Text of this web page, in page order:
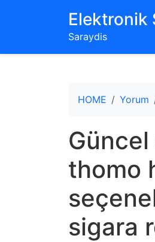
‌Elektronik
Saraydis
HOME Yorum
thomo
sigara